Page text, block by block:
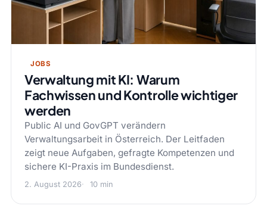
JOBS
Verwaltung mit KI: Warum
Fachwissen und Kontrolle wichtiger
werden
Public AI und GovGPT verändern
Verwaltungsarbeit in Österreich. Der Leitfaden
zeigt neue Aufgaben, gefragte Kompetenzen und
sichere KI-Praxis im Bundesdienst.
2. August 2026 10 min